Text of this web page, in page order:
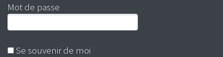
Mot de passe
Se souvenir de moi